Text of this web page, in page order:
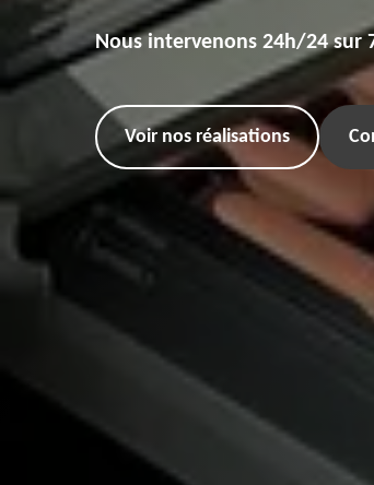
Nous intervenons 24h/24 sur
Voir nos réalisations